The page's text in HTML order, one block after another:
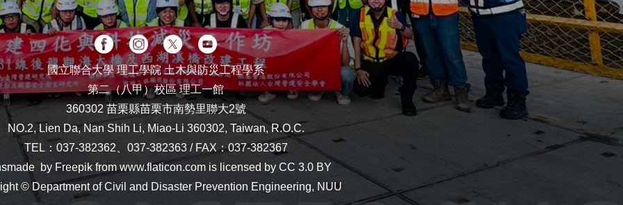
國立聯合大學 理工學院 土木與防災工程學系
第二（八甲）校區 理工一館
360302 苗栗縣苗栗市南勢里聯大2號
NO.2, Lien Da, Nan Shih Li, Miao-Li 360302, Taiwan, R.O.C.
TEL： 037-382362、037-382363 / FAX：037-382367
by Freepik from www.flaticon.com is licensed by CC 3.0 BY
© Department of Civil and Disaster Prevention Engineering, NUU